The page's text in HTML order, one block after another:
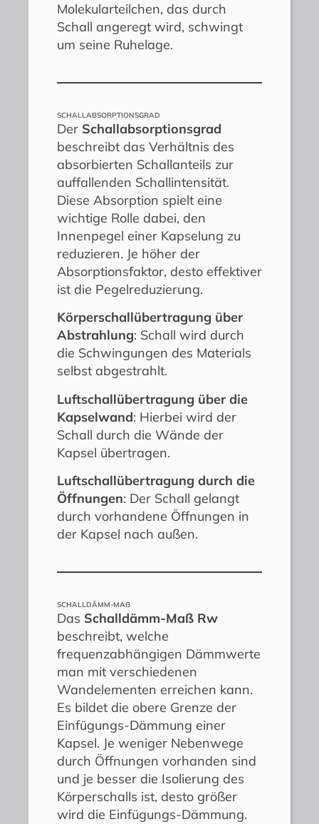
Molekularteilchen, das durch
Schall angeregt wird, schwingt
um seine Ruhelage.
SCHALLABSORPTIONSGRAD
Der Schallabsorptionsgrad
beschreibt das Verhältnis des
absorbierten Schallanteils zur
auffallenden Schallintensität.
Diese Absorption spielt eine
wichtige Rolle dabei, den
Innenpegel einer Kapselung zu
reduzieren. Je höher der
Absorptionsfaktor, desto effektiver
ist die Pegelreduzierung.
Körperschallübertragung über
Abstrahlung: Schall wird durch
die Schwingungen des Materials
selbst abgestrahlt.
Luftschallübertragung über die
Kapselwand: Hierbei wird der
Schall durch die Wände der
Kapsel übertragen.
Luftschallübertragung durch die
Öffnungen: Der Schall gelangt
durch vorhandene Öffnungen in
der Kapsel nach außen.
SCHALLDÄMM-MAß
Das Schalldämm-Maß Rw
beschreibt, welche
frequenzabhängigen Dämmwerte
man mit verschiedenen
Wandelementen erreichen kann.
Es bildet die obere Grenze der
Einfügungs-Dämmung einer
Kapsel. Je weniger Nebenwege
durch Öffnungen vorhanden sind
und je besser die Isolierung des
Körperschalls ist, desto größer
wird die Einfügungs-Dämmung.